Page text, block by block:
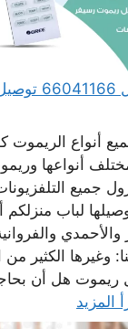
توصيل ريموت
أنواع
أنواعها
جميع
لباب
والأحمدي
وغيرها الكثير من
ريموت هل أن
المزيد